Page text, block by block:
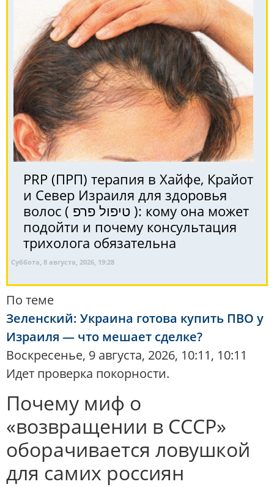
PRP (ПРП) терапия в Хайфе, Крайот
и Север Израиля для здоровья
волос ( טיפול פרפ ): кому она может
подойти и почему консультация
трихолога обязательна
Суббота, 8 августа, 2026, 19:28
По теме
Зеленский: Украина готова купить ПВО у
Израиля — что мешает сделке?
Воскресенье, 9 августа, 2026, 10:11, 10:11
Идет проверка покорности.
Почему миф о
«возвращении в СССР»
оборачивается ловушкой
для самих россиян